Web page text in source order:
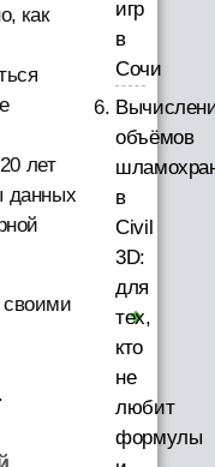
как
лет
данных
игр
в
Сочи
объёмов
в
Civil
3D:
для
тех,
кто
не
любит
формулы